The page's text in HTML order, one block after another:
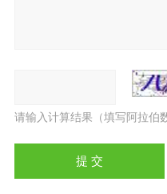
请输入计算结果（填写阿拉伯